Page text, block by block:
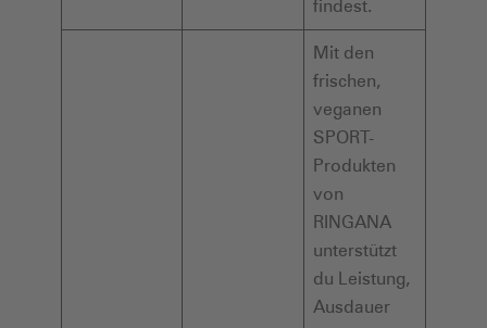
findest.
Mit den
frischen,
veganen
SPORT-
Produkten
von
RINGANA
unterstützt
du Leistung,
Ausdauer